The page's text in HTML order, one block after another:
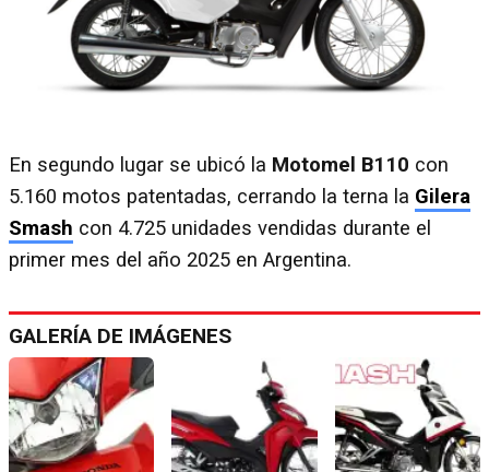
En segundo lugar se ubicó la Motomel B110 con
5.160 motos patentadas, cerrando la terna la Gilera
Smash con 4.725 unidades vendidas durante el
primer mes del año 2025 en Argentina.
GALERÍA DE IMÁGENES